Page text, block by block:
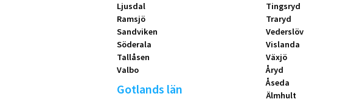
Ljusdal
Ramsjö
Sandviken
Söderala
Tallåsen
Valbo
Gotlands län
Tingsryd
Traryd
Vederslöv
Vislanda
Växjö
Åryd
Åseda
Älmhult